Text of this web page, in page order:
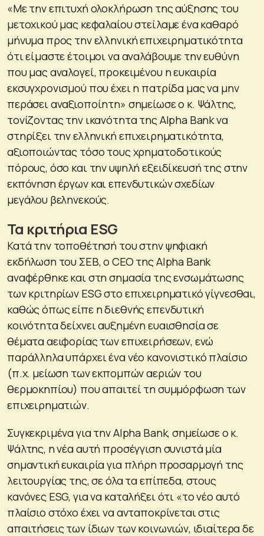
«Με την επιτυχή ολοκλήρωση της αύξησης του
μετοχικού μας κεφαλαίου στείλαμε ένα καθαρό
μήνυμα προς την ελληνική επιχειρηματικότητα
ότι είμαστε έτοιμοι να αναλάβουμε την ευθύνη
που μας αναλογεί, προκειμένου η ευκαιρία
εκσυγχρονισμού που έχει η πατρίδα μας να μην
περάσει αναξιοποίητη» σημείωσε ο κ. Ψάλτης,
τονίζοντας την ικανότητα της Alpha Bank να
στηρίξει την ελληνική επιχειρηματικότητα,
αξιοποιώντας τόσο τους χρηματοδοτικούς
πόρους, όσο και την υψηλή εξειδίκευσή της στην
εκπόνηση έργων και επενδυτικών σχεδίων
μεγάλου βεληνεκούς.
Τα κριτήρια ESG
Κατά την τοποθέτησή του στην ψηφιακή
εκδήλωση του ΣΕΒ, ο CEO της Alpha Bank
αναφέρθηκε και στη σημασία της ενσωμάτωσης
των κριτηρίων ESG στο επιχειρηματικό γίγνεσθαι,
καθώς όπως είπε η διεθνής επενδυτική
κοινότητα δείχνει αυξημένη ευαισθησία σε
θέματα αειφορίας των επιχειρήσεων, ενώ
παράλληλα υπάρχει ένα νέο κανονιστικό πλαίσιο
(π.χ. μείωση των εκπομπών αεριών του
θερμοκηπίου) που απαιτεί τη συμμόρφωση των
επιχειρηματιών.
Συγκεκριμένα για την Alpha Bank, σημείωσε ο κ.
Ψάλτης, η νέα αυτή προσέγγιση συνιστά μία
σημαντική ευκαιρία για πλήρη προσαρμογή της
λειτουργίας της, σε όλα τα επίπεδα, στους
κανόνες ESG, για να καταλήξει ότι «το νέο αυτό
πλαίσιο στόχο έχει να ανταποκρίνεται στις
απαιτήσεις των ίδιων των κοινωνιών, ιδιαίτερα δε